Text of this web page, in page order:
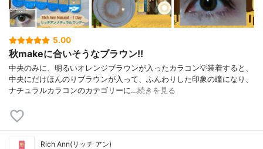
5.00
秋makeに合いそうなブラウン!!
中央のみに、明るいオレンジブラウンが入ったカラコン💡装着すると、
中央にだけほんのりブラウンが入って、ふんわりした印象の瞳になり、
ナチュラルカラコンのカテゴリーに…続きを見る
Rich Ann(リッチ アン)